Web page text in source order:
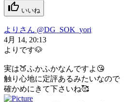
いいね
よりさん @DG_SOK_yori
4月 14, 20:13
よりです🐶
実は🍑ふかふかなんですよ😘
触り心地に定評あるみたいなので
確かめにきて下さいね🥰